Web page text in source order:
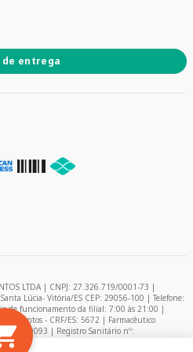
de entrega
LTDA | CNPJ: 27.326.719/0001-73 |
Lúcia- Vitória/ES CEP: 29056-100 | Telefone:
de funcionamento da filial: 7:00 às 21:00 |
Santos - CRF/ES: 5672 | Farmacêutico
ES: 9093 | Registro Sanitário nº:
de Proteção de Dados (DPO) - Pablo Felipe